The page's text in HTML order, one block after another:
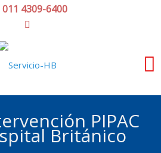
011 4309-6400
PIPAC
Británico